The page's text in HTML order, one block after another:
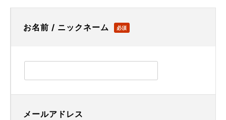
お名前 / ニックネーム 必須
メールアドレス